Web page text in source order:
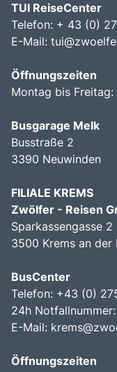
TUI ReiseCenter
Telefon: + 43 (0)
E-Mail:
Öffnungszeiten
Montag bis
Busgarage Melk
Busstraße 2
3390 Neuwinden
FILIALE KREMS
Zwölfer - Reisen
Sparkassengasse 2
3500 Krems an der
BusCenter
Telefon: +43 (0)
24h
E-Mail:
Öffnungszeiten